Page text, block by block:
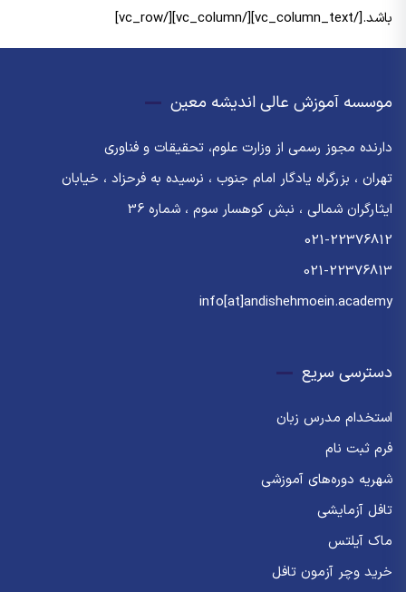
باشد.[/vc_column_text][/vc_column][/vc_row]
موسسه آموزش عالی اندیشه معین
دارنده مجوز رسمی از وزارت علوم، تحقیقات و فناوری
تهران ، بزرگراه یادگار امام جنوب ، نرسیده به فرحزاد ، خیابان
ایثارگران شمالی ، نبش کوهسار سوم ، شماره 36
021-22376812
021-22376813
info[at]andishehmoein.academy
دسترسی سریع
استخدام مدرس زبان
فرم ثبت نام
شهریه دوره‌های آموزشی
تافل آزمایشی
ماک آیلتس
خرید وچر آزمون تافل